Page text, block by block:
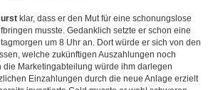
klar, dass er den Mut für eine schonungslose
musste. Gedanklich setzte er schon eine
um 8 Uhr an. Dort würde er sich von den
welche zukünftigen Auszahlungen noch
die Marketingabteilung würde ihm darlegen
Einzahlungen durch die neue Anlage erzielt